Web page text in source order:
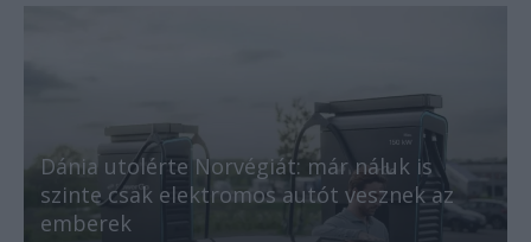
Dánia utolérte Norvégiát: már náluk is
szinte csak elektromos autót vesznek az
emberek